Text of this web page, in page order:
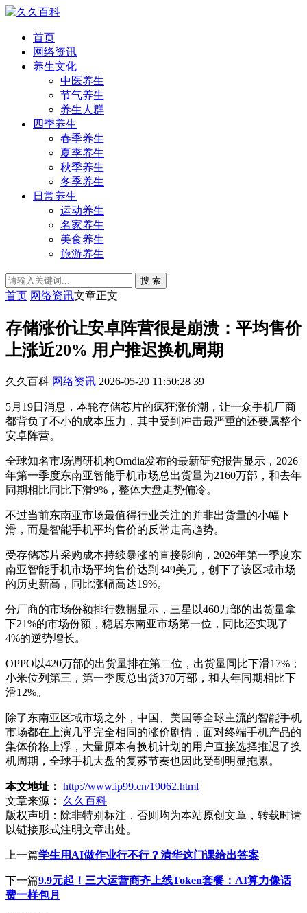
首页
网络资讯
养生文化
中医养生
节气养生
养生人群
四季养生
春季养生
夏季养生
秋季养生
冬季养生
日常养生
运动养生
名家养生
美食养生
旅游养生
搜 索
首页 网络资讯文章正文
存储涨价让安卓阵营很是崩溃：平均售价
上涨近20% 用户推迟换机周期
久久百科 网络资讯 2026-05-20 11:50:28 39
5月19日消息，本轮存储芯片的疯狂涨价潮，让一众手机厂商
都背负了不小的成本压力，其中受到冲击最严重的还要属整个
安卓阵营。
全球知名市场调研机构Omdia发布的最新研究报告显示，2026
年第一季度东南亚智能手机市场总出货量为2160万部，和去年
同期相比同比下滑9%，整体大盘走势偏冷。
不过当前东南亚市场最值得行业关注的并非出货量的小幅下
滑，而是智能手机平均售价的反常走高趋势。
受存储芯片采购成本持续暴涨的直接影响，2026年第一季度东
南亚智能手机市场平均售价达到349美元，创下了该区域市场
的历史新高，同比涨幅高达19%。
分厂商的市场份额排行数据显示，三星以460万部的出货量拿
下21%的市场份额，稳居东南亚市场第一位，同比还实现了
4%的逆势增长。
OPPO以420万部的出货量排在第二位，出货量同比下滑17%；
小米位列第三，第一季度总出货370万部，和去年同期相比下
滑12%。
除了东南亚区域市场之外，中国、美国等全球主流的智能手机
市场都在上演几乎完全相同的涨价剧情，面对终端手机产品的
集体价格上浮，大量原本有换机计划的用户直接选择推迟了换
机周期，全球手机大盘的复苏节奏也因此受到明显拖累。
本文地址： http://www.ip99.cn/19062.html
文章来源：
久久百科
版权声明： 除非特别标注，否则均为本站原创文章，转载时请
以链接形式注明文章出处。
上一篇学生用AI做作业行不行？清华这门课给出答案
下一篇9.9元起！三大运营商齐上线Token套餐：AI算力像话
费一样包月